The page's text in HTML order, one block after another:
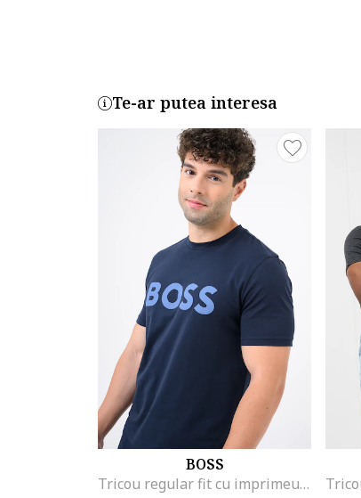
Te-ar putea interesa
BOSS
Tricou regular fit cu imprimeu logo cauciucat Thinking, Bleumarin